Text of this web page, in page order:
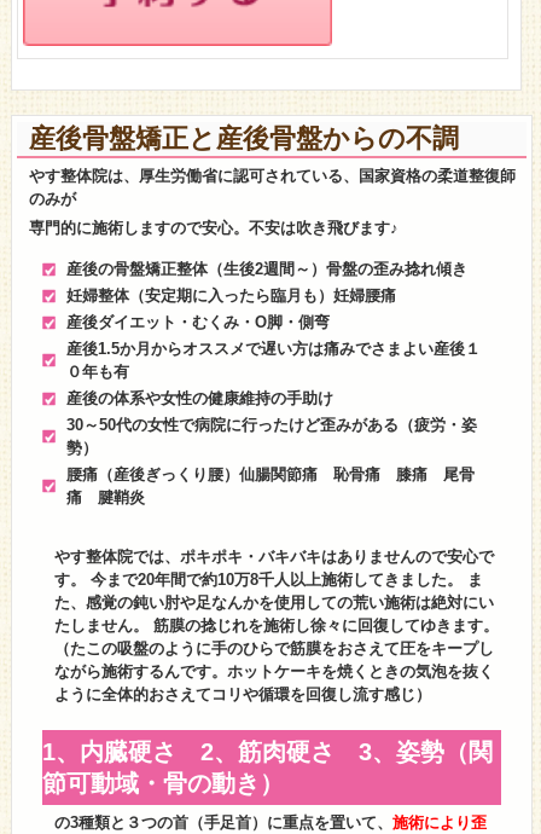
産後骨盤矯正と産後骨盤からの不調
やす整体院は、厚生労働省に認可されている、国家資格の柔道整復師
のみが
専門的に施術しますので安心。不安は吹き飛びます♪
産後の骨盤矯正整体（生後2週間～）骨盤の歪み捻れ傾き
妊婦整体（安定期に入ったら臨月も）妊婦腰痛
産後ダイエット・むくみ・O脚・側弯
産後1.5か月からオススメで遅い方は痛みでさまよい産後１
０年も有
産後の体系や女性の健康維持の手助け
30～50代の女性で病院に行ったけど歪みがある（疲労・姿
勢）
腰痛（産後ぎっくり腰）仙腸関節痛 恥骨痛 膝痛 尾骨
痛 腱鞘炎
やす整体院では、ポキポキ・バキバキはありませんので安心で
す。 今まで20年間で約10万8千人以上施術してきました。 ま
た、感覚の鈍い肘や足なんかを使用しての荒い施術は絶対にい
たしません。 筋膜の捻じれを施術し徐々に回復してゆきます。
（たこの吸盤のように手のひらで筋膜をおさえて圧をキープし
ながら施術するんです。ホットケーキを焼くときの気泡を抜く
ように全体的おさえてコリや循環を回復し流す感じ）
1、内臓硬さ 2、筋肉硬さ 3、姿勢（関
節可動域・骨の動き）
の3種類と３つの首（手足首）に重点を置いて、施術により歪